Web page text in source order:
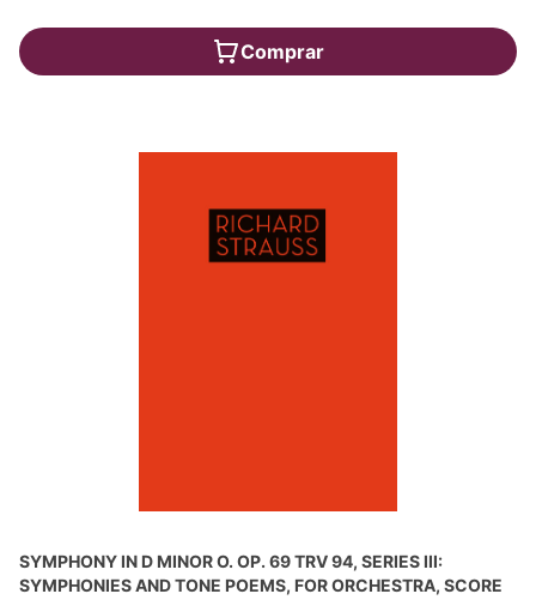
Comprar
SYMPHONY IN D MINOR O. OP. 69 TRV 94, SERIES III:
SYMPHONIES AND TONE POEMS, FOR ORCHESTRA, SCORE